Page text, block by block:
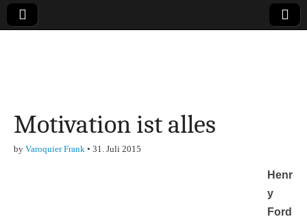
Finanzen,
Marketing-, Vertrieb-
& Investment-Tipps
Motivation ist alles
by Varoquier Frank • 31. Juli 2015
Henr
y
Ford